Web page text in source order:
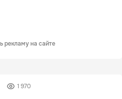
рекламу на сайте
1 970